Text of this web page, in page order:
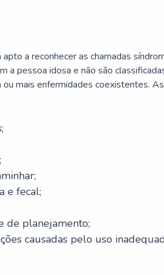
a reconhecer as chamadas
a pessoa idosa e não são
mais enfermidades coexistentes.
e fecal;
de planejamento;
causadas pelo uso